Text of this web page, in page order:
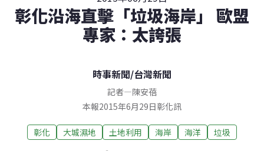
彰化沿海直擊「垃圾海岸」 歐盟
專家：太誇張
時事新聞/台灣新聞
記者—陳安蓓
本報2015年6月29日彰化訊
彰化 大城濕地 土地利用 海岸 海洋 垃圾